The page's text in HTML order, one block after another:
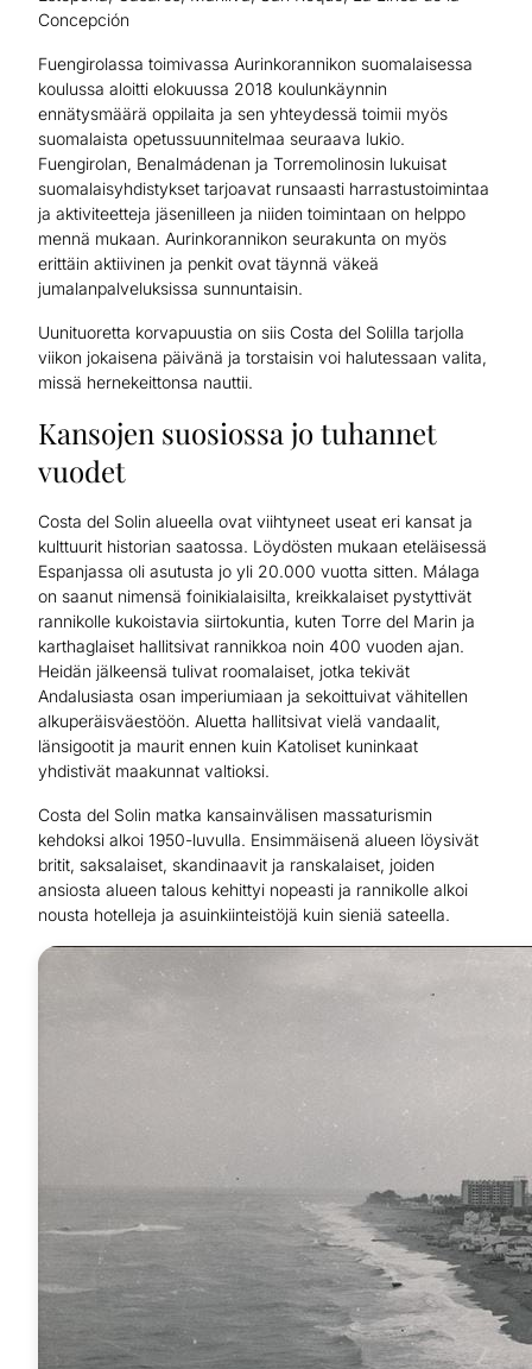
Concepción
Fuengirolassa toimivassa Aurinkorannikon suomalaisessa
koulussa aloitti elokuussa 2018 koulunkäynnin
ennätysmäärä oppilaita ja sen yhteydessä toimii myös
suomalaista opetussuunnitelmaa seuraava lukio.
Fuengirolan, Benalmádenan ja Torremolinosin lukuisat
suomalaisyhdistykset tarjoavat runsaasti harrastustoimintaa
ja aktiviteetteja jäsenilleen ja niiden toimintaan on helppo
mennä mukaan. Aurinkorannikon seurakunta on myös
erittäin aktiivinen ja penkit ovat täynnä väkeä
jumalanpalveluksissa sunnuntaisin.
Uunituoretta korvapuustia on siis Costa del Solilla tarjolla
viikon jokaisena päivänä ja torstaisin voi halutessaan valita,
missä hernekeittonsa nauttii.
Kansojen suosiossa jo tuhannet
vuodet
Costa del Solin alueella ovat viihtyneet useat eri kansat ja
kulttuurit historian saatossa. Löydösten mukaan eteläisessä
Espanjassa oli asutusta jo yli 20.000 vuotta sitten. Málaga
on saanut nimensä foinikialaisilta, kreikkalaiset pystyttivät
rannikolle kukoistavia siirtokuntia, kuten Torre del Marin ja
karthaglaiset hallitsivat rannikkoa noin 400 vuoden ajan.
Heidän jälkeensä tulivat roomalaiset, jotka tekivät
Andalusiasta osan imperiumiaan ja sekoittuivat vähitellen
alkuperäisväestöön. Aluetta hallitsivat vielä vandaalit,
länsigootit ja maurit ennen kuin Katoliset kuninkaat
yhdistivät maakunnat valtioksi.
Costa del Solin matka kansainvälisen massaturismin
kehdoksi alkoi 1950-luvulla. Ensimmäisenä alueen löysivät
britit, saksalaiset, skandinaavit ja ranskalaiset, joiden
ansiosta alueen talous kehittyi nopeasti ja rannikolle alkoi
nousta hotelleja ja asuinkiinteistöjä kuin sieniä sateella.